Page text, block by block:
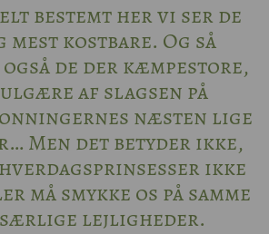
bestemt her vi ser de
kostbare. Og så
de der kæmpestore,
af slagsen på
næsten lige
Men det betyder ikke,
ikke
må smykke os på samme
særlige lejligheder.